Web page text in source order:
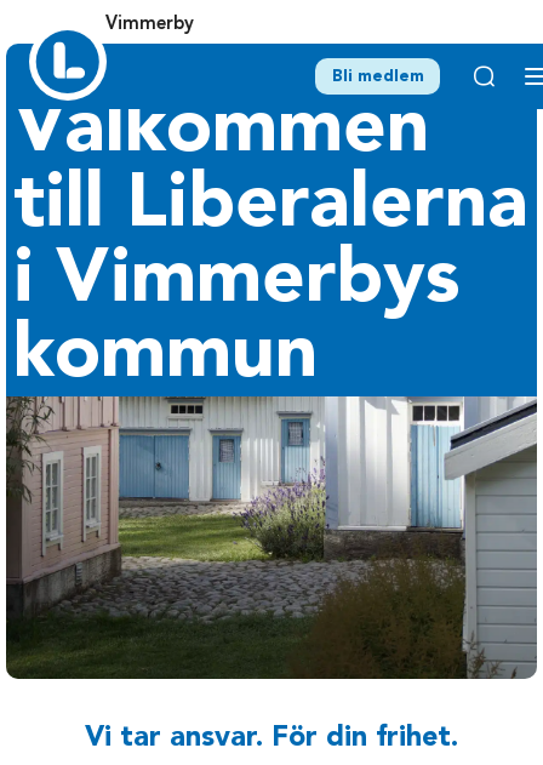
Vimmerby
Bli medlem
Välkommen
till Liberalerna
i Vimmerbys
kommun
Vi tar ansvar. För din frihet.